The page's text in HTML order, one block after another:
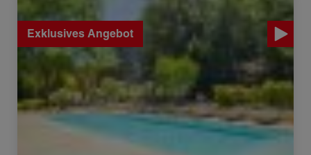
Verkauf Anwesen Pézenas 11 Zimmer 420 m²
Exklusives Angebot